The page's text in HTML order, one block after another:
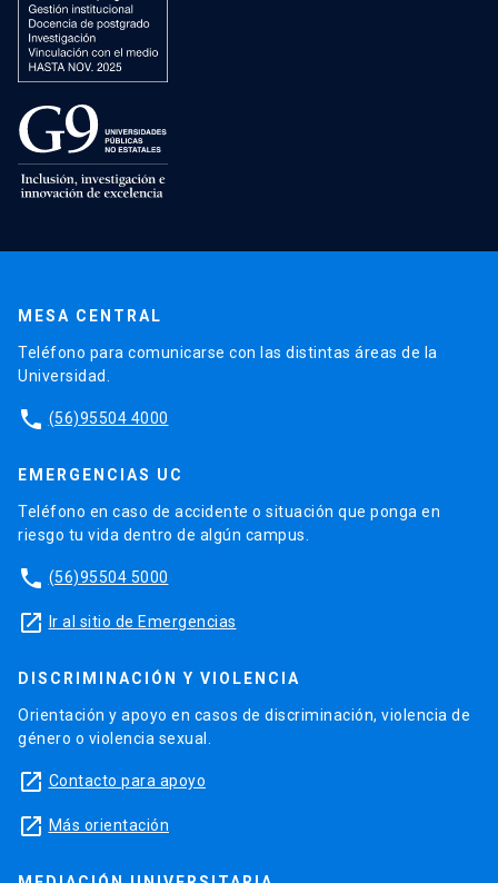
MESA CENTRAL
Teléfono para comunicarse con las distintas áreas de la
Universidad.
phone (56)95504 4000
EMERGENCIAS UC
Teléfono en caso de accidente o situación que ponga en
riesgo tu vida dentro de algún campus.
phone (56)95504 5000
launch Ir al sitio de Emergencias
DISCRIMINACIÓN Y VIOLENCIA
Orientación y apoyo en casos de discriminación, violencia de
género o violencia sexual.
launch Contacto para apoyo
launch Más orientación